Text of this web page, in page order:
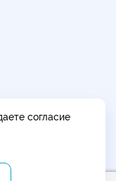
данных
согласие